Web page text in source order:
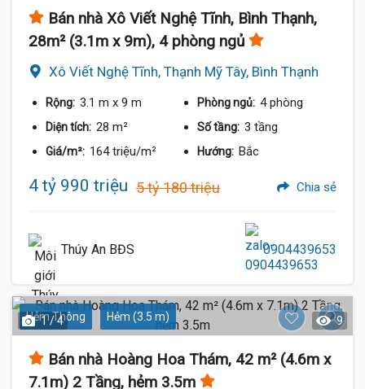
Bán nhà Xô Viết Nghệ Tĩnh, Bình Thạnh,
28m² (3.1m x 9m), 4 phòng ngủ
Xô Viết Nghệ Tĩnh, Thạnh Mỹ Tây, Bình Thạnh
Rộng: 3.1 m x 9 m Phòng ngủ: 4 phòng
Diện tích: 28 m² Số tầng: 3 tầng
Giá/m²: 164 triệu/m² Hướng: Bắc
4 tỷ 990 triệu 5 tỷ 180 triệu Chia sẻ
Thúy An BĐS 0904439653
Hẻm Thông Hẻm (3.5 m)
1 / 4 9
Bán nhà Hoàng Hoa Thám, 42 m² (4.6m x
7.1m) 2 Tầng, hẻm 3.5m
4.99 Tỷ